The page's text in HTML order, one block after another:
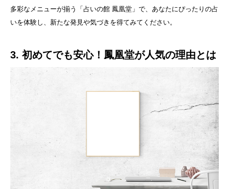
多彩なメニューが揃う「占いの館 鳳凰堂」で、あなたにぴったりの占
いを体験し、新たな発見や気づきを得てみてください。
3. 初めてでも安心！鳳凰堂が人気の理由とは